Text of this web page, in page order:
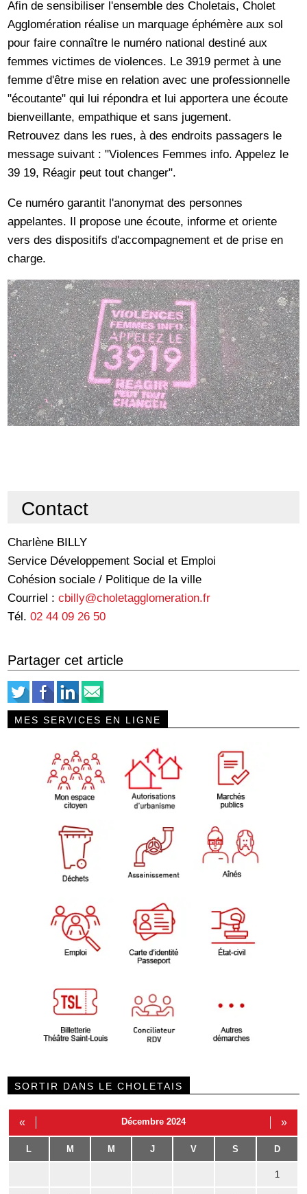
Afin de sensibiliser l'ensemble des Choletais, Cholet
Agglomération réalise un marquage éphémère aux sol
pour faire connaître le numéro national destiné aux
femmes victimes de violences. Le 3919 permet à une
femme d'être mise en relation avec une professionnelle
"écoutante" qui lui répondra et lui apportera une écoute
bienveillante, empathique et sans jugement.
Retrouvez dans les rues, à des endroits passagers le
message suivant : "Violences Femmes info. Appelez le
39 19, Réagir peut tout changer".
Ce numéro garantit l'anonymat des personnes
appelantes. Il propose une écoute, informe et oriente
vers des dispositifs d'accompagnement et de prise en
charge.
Contact
Charlène BILLY
Service Développement Social et Emploi
Cohésion sociale / Politique de la ville
Courriel :cbilly@choletagglomeration.fr
Tél.02 44 09 26 50
Partager cet article
MES SERVICES EN LIGNE
SORTIR DANS LE CHOLETAIS
« Décembre 2024 »
L M M J V S D
1